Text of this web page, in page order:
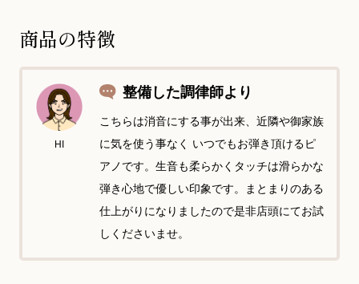
商品の特徴
HI
整備した調律師より
こちらは消音にする事が出来、近隣や御家族
に気を使う事なく いつでもお弾き頂けるピ
アノです。生音も柔らかくタッチは滑らかな
弾き心地で優しい印象です。まとまりのある
仕上がりになりましたので是非店頭にてお試
しくださいませ。